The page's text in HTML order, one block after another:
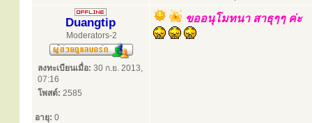
Duangtip
Moderators-2
ลงทะเบียนเมื่อ: 30 ก.ย. 2013,
07:16
โพสต์: 2585
อายุ: 0
ขออนุโมทนา สาธุๆๆ ค่ะ